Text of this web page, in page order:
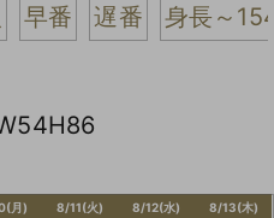
早番 遅番 身長～
月)
8/11(火)
8/12(水)
8/13(木)